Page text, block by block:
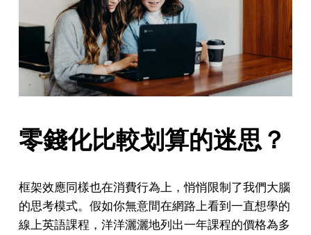
零錢化比較划算的迷思？
框架效應同樣也在消費行為上，悄悄限制了我們大腦
的思考模式。假如你無意間在網路上看到一直想學的
線上英語課程，洋洋灑灑地列出一年課程的價格為多